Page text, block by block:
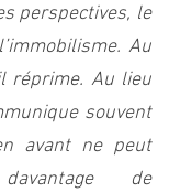
perspectives, le
Au
réprime. Au lieu
souvent
avant ne peut
de